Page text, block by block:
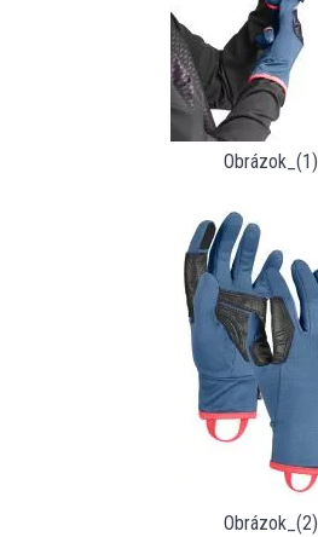
Obrázok_(1)
Obrázok_(2)